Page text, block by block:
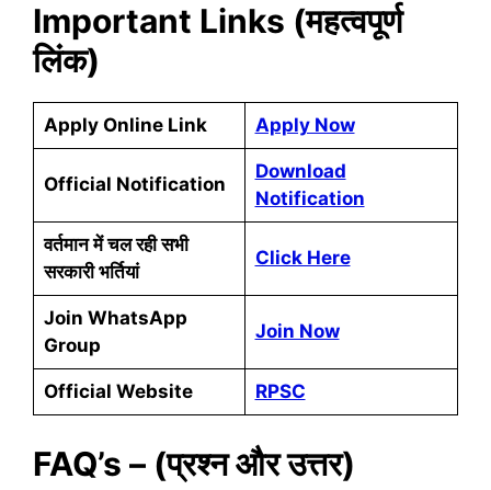
Important Links (महत्वपूर्ण
लिंक)
Apply Online Link Apply Now
Official Notification
Download
Notification
वर्तमान में चल रही सभी
सरकारी भर्तियां
Click Here
Join WhatsApp
Group
Join Now
Official Website RPSC
FAQ’s – (प्रश्न और उत्तर)